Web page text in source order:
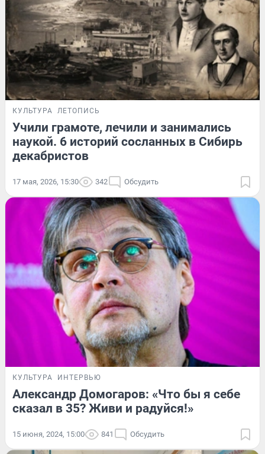
КУЛЬТУРА ЛЕТОПИСЬ
Учили грамоте, лечили и занимались
наукой. 6 историй сосланных в Сибирь
декабристов
17 мая, 2026, 15:30 342 Обсудить
КУЛЬТУРА ИНТЕРВЬЮ
Александр Домогаров: «Что бы я себе
сказал в 35? Живи и радуйся!»
15 июня, 2024, 15:00 841 Обсудить